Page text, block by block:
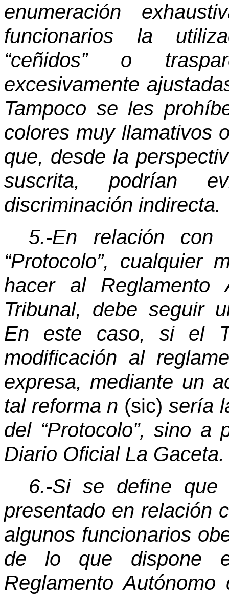
enumeración
funcionarios la
“ceñidos” o
excesivamente
Tampoco se les
colores muy llamativos
que, desde la
suscrita, podrían
discriminación indirecta.
5.-En relación
“Protocolo”, cualquier
hacer al Reglamento
Tribunal, debe seguir
En este caso, si el
modificación al
expresa, mediante un
tal reforma n (sic) sería
del “Protocolo”, sino
Diario Oficial La Gaceta.
6.-Si se define que
presentado en relación
algunos funcionarios
de lo que dispone
Reglamento